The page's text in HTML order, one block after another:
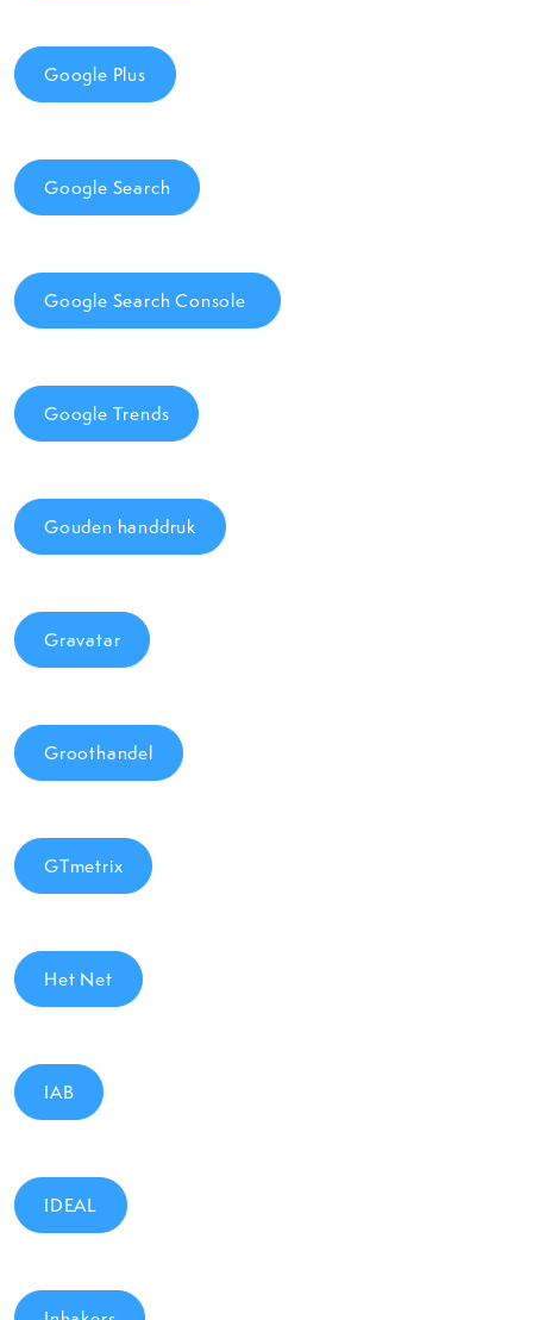
Google Plus
Google Search
Google Search Console
Google Trends
Gouden handdruk
Gravatar
Groothandel
GTmetrix
Het Net
IAB
IDEAL